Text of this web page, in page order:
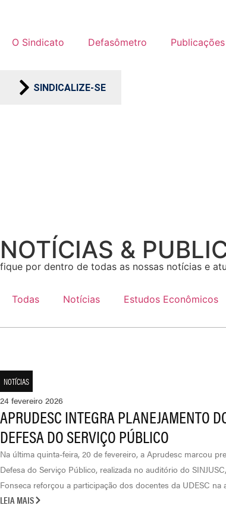
O Sindicato Defasômetro Publicações
SINDICALIZE-SE
NOTÍCIAS &
fique por dentro de todas as nossas notícias e
Todas Notícias Estudos Econômicos
NOTÍCIAS
24 fevereiro 2026
APRUDESC INTEGRA PLANEJAMENTO
DEFESA DO SERVIÇO PÚBLICO
Na última quinta-feira, 20 de fevereiro, a Aprudesc marcou
Defesa do Serviço Público, realizada no auditório do
Fonseca reforçou a participação dos docentes da UDESC
LEIA MAIS